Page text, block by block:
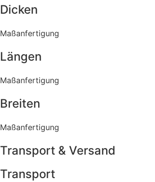
Dicken
Maßanfertigung
Längen
Maßanfertigung
Breiten
Maßanfertigung
Transport & Versand
Transport